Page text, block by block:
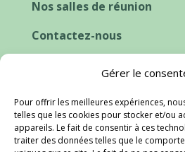
Gérer le
Pour offrir les meilleures expériences,
telles que les cookies pour stocker et/ou
appareils. Le fait de consentir à ces
traiter des données telles que le
Nos salles de réunion
Contactez-nous